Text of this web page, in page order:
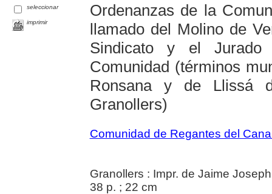
seleccionar
imprimir
Ordenanzas de la
llamado del Molino de
Sindicato y el
Comunidad (términos
Ronsana y de Llissá
Granollers)
Comunidad de Regantes del
Granollers : Impr. de Jaime
38 p. ; 22 cm